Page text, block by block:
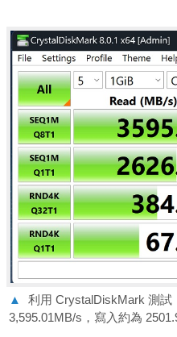
▲
利用 CrystalDiskMark 測試
3,595.01MB/s，寫入約為